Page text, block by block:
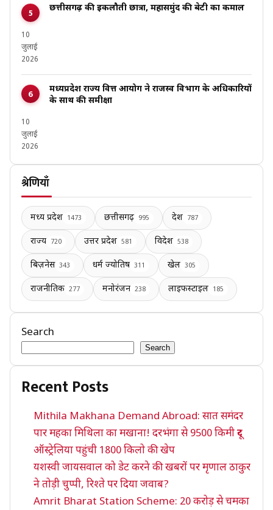
छत्तीसगढ़ की इकलौती छात्रा, महासमुंद की बेटी का कमाल
10
जुलाई
2026
मध्यप्रदेश राज्य वित्त आयोग ने राजस्व विभाग के अधिकारियों
के साथ की समीक्षा
10
जुलाई
2026
श्रेणियाँ
मध्य प्रदेश 1473 छत्तीसगढ़ 995 देश 787
राज्य 720 उत्तर प्रदेश 581 विदेश 538
बिज़नेस 343 धर्म ज्योतिष 311 खेल 305
राजनीतिक 277 मनोरंजन 238 लाइफस्टाइल 185
Search
Search
Recent Posts
Mithila Makhana Demand Abroad: सात समंदर
पार महका मिथिला का मखाना! दरभंगा से 9500 किमी दूर
ऑस्ट्रेलिया पहुंची 1800 किलो की खेप
यशस्वी जायसवाल को डेट करने की खबरों पर मृणाल ठाकुर
ने तोड़ी चुप्पी, रिश्ते पर दिया जवाब?
Amrit Bharat Station Scheme: 20 करोड़ से चमका